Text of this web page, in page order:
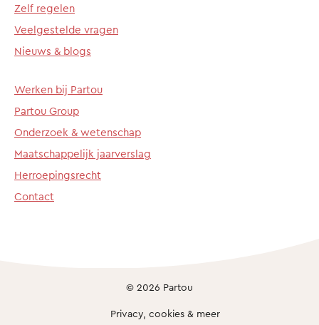
Zelf regelen
Veelgestelde vragen
Nieuws & blogs
Werken bij Partou
Partou Group
Onderzoek & wetenschap
Maatschappelijk jaarverslag
Herroepingsrecht
Contact
© 2026 Partou
Privacy, cookies & meer